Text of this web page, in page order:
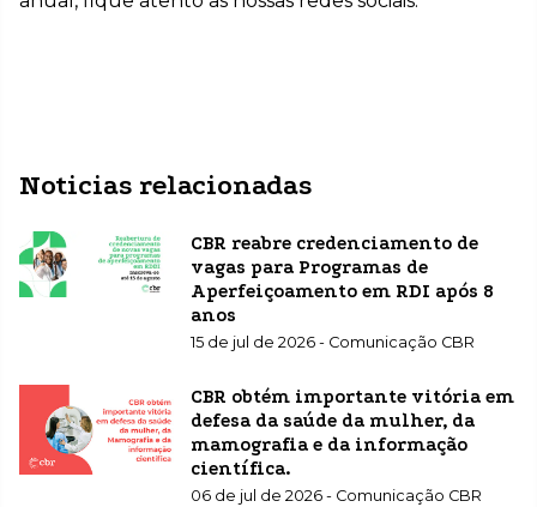
Noticias relacionadas
CBR reabre credenciamento de
vagas para Programas de
Aperfeiçoamento em RDI após 8
anos
15 de jul de 2026 - Comunicação CBR
CBR obtém importante vitória em
defesa da saúde da mulher, da
mamografia e da informação
científica.
06 de jul de 2026 - Comunicação CBR